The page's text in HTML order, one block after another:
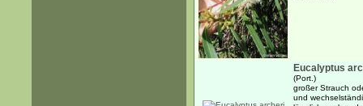
Eucalyptus
(Port.)
großer Strauch
und